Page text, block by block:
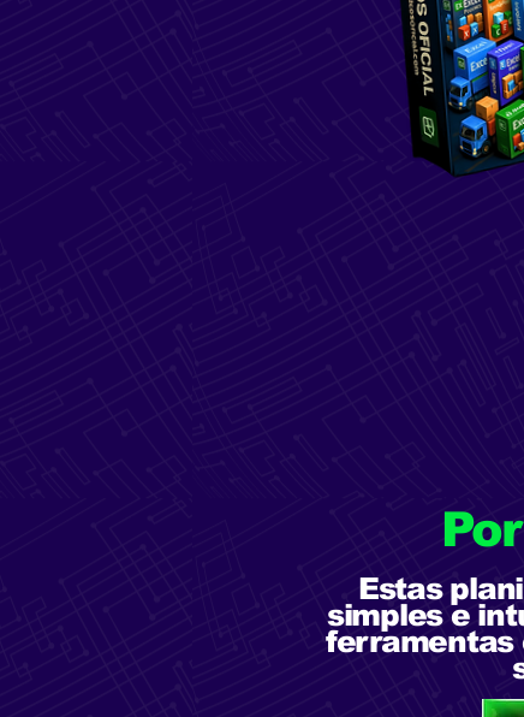
Estas
simples e
ferramentas